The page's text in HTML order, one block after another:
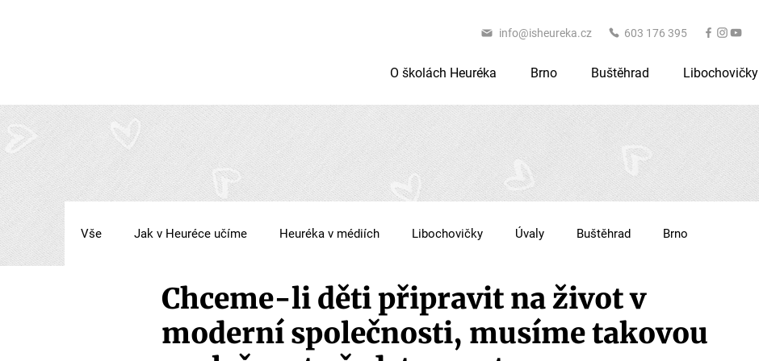
info@isheureka.cz 603 176 395
O školách Heuréka Brno Buštěhrad Libochovičky
Vše Jak v Heuréce učíme Heuréka v médiích Libochovičky Úvaly Buštěhrad Brno
Chceme-li děti připravit na život v
moderní společnosti, musíme takovou